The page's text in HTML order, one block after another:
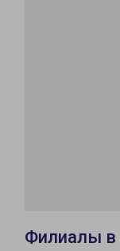
Филиалы в